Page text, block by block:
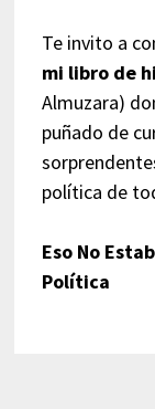
Te invito a
mi libro de
Almuzara)
puñado de
política de
Eso No
Política